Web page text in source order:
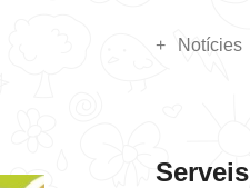
Notícies
Serveis